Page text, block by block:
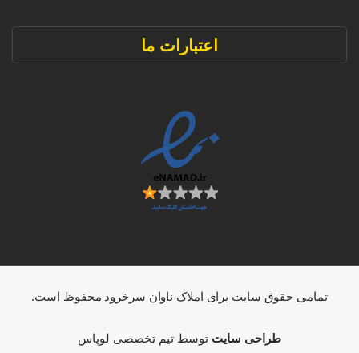
اعتبارات ما
تمامی حقوق سایت برای املاک ناوان سرخرود محفوظ است.
طراحی سایت توسط تیم تخصصی لوپاس